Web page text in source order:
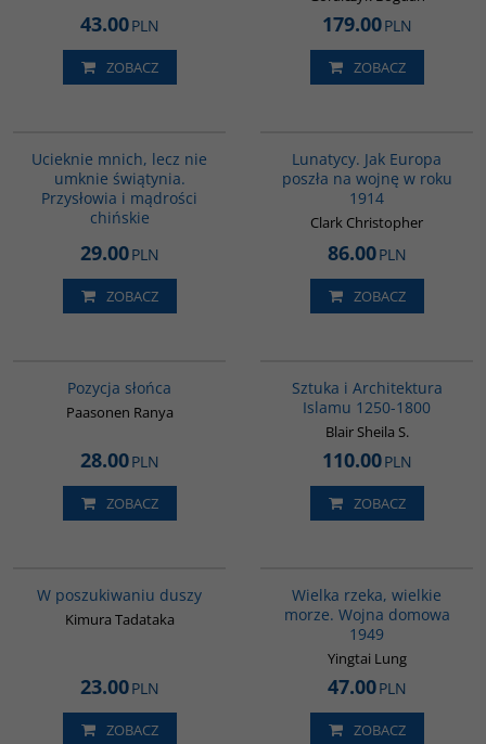
43.00PLN
ZOBACZ
179.00PLN
ZOBACZ
Ucieknie mnich, lecz nie
umknie świątynia.
Przysłowia i mądrości
chińskie
29.00PLN
ZOBACZ
Lunatycy. Jak Europa
poszła na wojnę w roku
1914
Clark Christopher
86.00PLN
ZOBACZ
Pozycja słońca
Paasonen Ranya
28.00PLN
ZOBACZ
Sztuka i Architektura
Islamu 1250-1800
Blair Sheila S.
110.00PLN
ZOBACZ
W poszukiwaniu duszy
Kimura Tadataka
23.00PLN
ZOBACZ
Wielka rzeka, wielkie
morze. Wojna domowa
1949
Yingtai Lung
47.00PLN
ZOBACZ